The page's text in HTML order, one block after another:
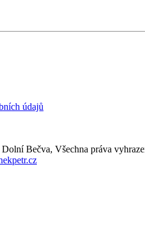
údajů
Bečva, Všechna práva